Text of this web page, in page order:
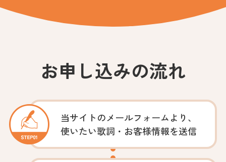
お申し込みの流れ
当サイトのメールフォームより、
使いたい歌詞・ お客様情報を送信